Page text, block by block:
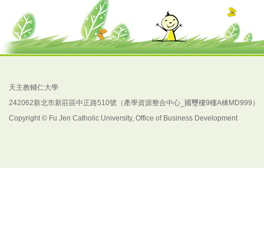
輔仁大學高齡產業
聯絡窗口：陳小姐
02-29056258
天主教輔仁大學
242062新北市新莊區中正路510號（產學資源整合中心_國璽樓9樓A棟MD999）
Copyright © Fu Jen Catholic University, Office of Business Development